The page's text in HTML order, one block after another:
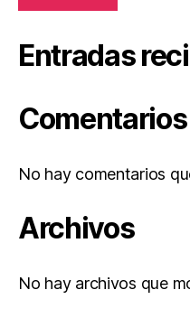
Entradas
No hay comentarios
Archivos
No hay archivos que